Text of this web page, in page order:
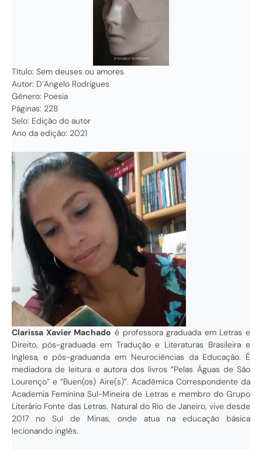
Título: Sem deuses ou amores
Autor: D´Angelo Rodrigues
Gênero: Poesia
Páginas: 228
Selo: Edição do autor
Ano da edição: 2021
Clarissa Xavier Machado é professora graduada em Letras e
Direito, pós-graduada em Tradução e Literaturas Brasileira e
Inglesa, e pós-graduanda em Neurociências da Educação. É
mediadora de leitura e autora dos livros “Pelas Águas de São
Lourenço” e “Buen(os) Aire(s)”. Acadêmica Correspondente da
Academia Feminina Sul-Mineira de Letras e membro do Grupo
Literário Fonte das Letras. Natural do Rio de Janeiro, vive desde
2017 no Sul de Minas, onde atua na educação básica
lecionando inglês.